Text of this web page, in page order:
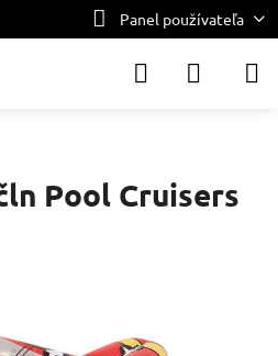
Panel používateľa
Pool Cruisers